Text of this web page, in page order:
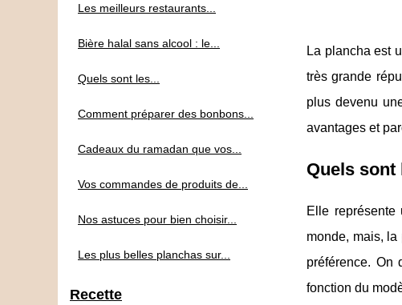
La plancha est
très grande
plus devenu
avantages et
Quels sont
Elle
monde, mais,
préférence. On
fonction du
Les meilleurs restaurants...
Bière halal sans alcool : le...
Quels sont les...
Comment préparer des bonbons...
Cadeaux du ramadan que vos...
Vos commandes de produits de...
Nos astuces pour bien choisir...
Les plus belles planchas sur...
Recette